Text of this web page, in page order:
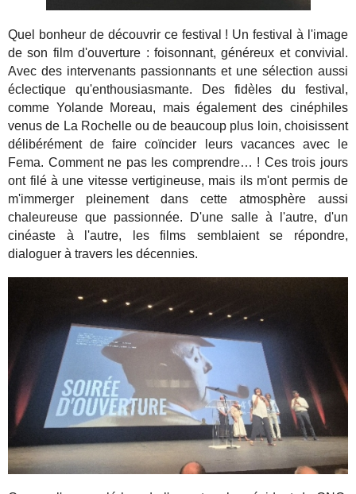
Quel bonheur de découvrir ce festival ! Un festival à l'image
de son film d'ouverture : foisonnant, généreux et convivial.
Avec des intervenants passionnants et une sélection aussi
éclectique qu'enthousiasmante. Des fidèles du festival,
comme Yolande Moreau, mais également des cinéphiles
venus de La Rochelle ou de beaucoup plus loin, choisissent
délibérément de faire coïncider leurs vacances avec le
Fema. Comment ne pas les comprendre… ! Ces trois jours
ont filé à une vitesse vertigineuse, mais ils m'ont permis de
m'immerger pleinement dans cette atmosphère aussi
chaleureuse que passionnée. D'une salle à l'autre, d'un
cinéaste à l'autre, les films semblaient se répondre,
dialoguer à travers les décennies.